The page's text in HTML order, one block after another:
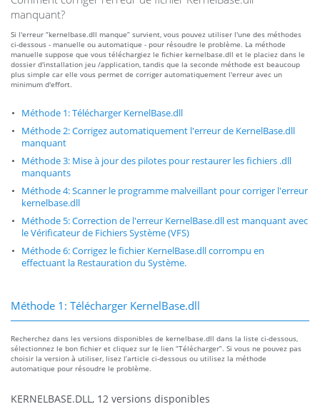
manquant?
Si l'erreur “kernelbase.dll manque” survient, vous pouvez utiliser l'une des méthodes
ci-dessous - manuelle ou automatique - pour résoudre le problème. La méthode
manuelle suppose que vous téléchargiez le fichier kernelbase.dll et le placiez dans le
dossier d'installation jeu /application, tandis que la seconde méthode est beaucoup
plus simple car elle vous permet de corriger automatiquement l'erreur avec un
minimum d'effort.
Méthode 1: Télécharger KernelBase.dll
Méthode 2: Corrigez automatiquement l'erreur de KernelBase.dll
manquant
Méthode 3: Mise à jour des pilotes pour restaurer les fichiers .dll
manquants
Méthode 4: Scanner le programme malveillant pour corriger l'erreur
kernelbase.dll
Méthode 5: Correction de l'erreur KernelBase.dll est manquant avec
le Vérificateur de Fichiers Système (VFS)
Méthode 6: Corrigez le fichier KernelBase.dll corrompu en
effectuant la Restauration du Système.
Méthode 1: Télécharger KernelBase.dll
Recherchez dans les versions disponibles de kernelbase.dll dans la liste ci-dessous,
sélectionnez le bon fichier et cliquez sur le lien “Télécharger”. Si vous ne pouvez pas
choisir la version à utiliser, lisez l’article ci-dessous ou utilisez la méthode
automatique pour résoudre le problème.
KERNELBASE.DLL, 12 versions disponibles